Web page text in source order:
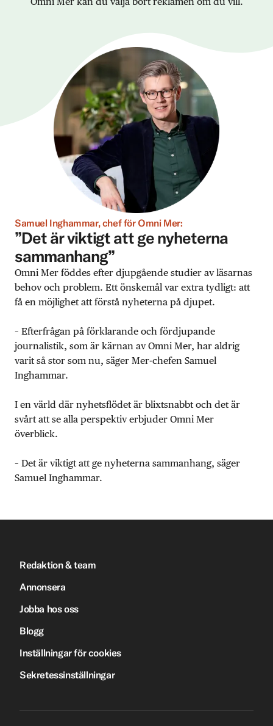
Samuel Inghammar, chef för Omni Mer:
”Det är viktigt att ge nyheterna
sammanhang”
Omni Mer föddes efter djupgående studier av läsarnas
behov och problem. Ett önskemål var extra tydligt: att
få en möjlighet att förstå nyheterna på djupet.
– Efterfrågan på förklarande och fördjupande
journalistik, som är kärnan av Omni Mer, har aldrig
varit så stor som nu, säger Mer-chefen Samuel
Inghammar.
I en värld där nyhetsflödet är blixtsnabbt och det är
svårt att se alla perspektiv erbjuder Omni Mer
överblick.
– Det är viktigt att ge nyheterna sammanhang, säger
Samuel Inghammar.
Redaktion & team
Annonsera
Jobba hos oss
Blogg
Inställningar för cookies
Sekretessinställningar